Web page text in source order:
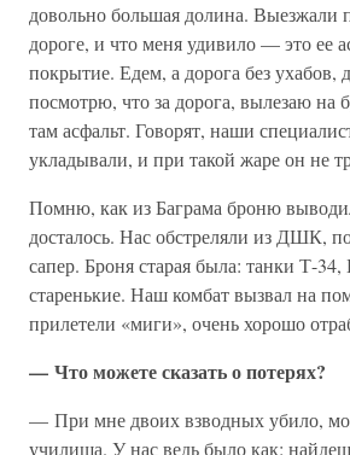
довольно большая долина. Выезжали
дороге, и что меня удивило — это ее
покрытие. Едем, а дорога без ухабов,
посмотрю, что за дорога, вылезаю
там асфальт. Говорят, наши
укладывали, и при такой жаре он не
Помню, как из Баграма броню
досталось. Нас обстреляли из ДШК,
сапер. Броня старая была: танки Т-
старенькие. Наш комбат вызвал на
прилетели «миги», очень хорошо
— Что можете сказать о потерях?
— При мне двоих взводных убило,
училища. У нас ведь было как: